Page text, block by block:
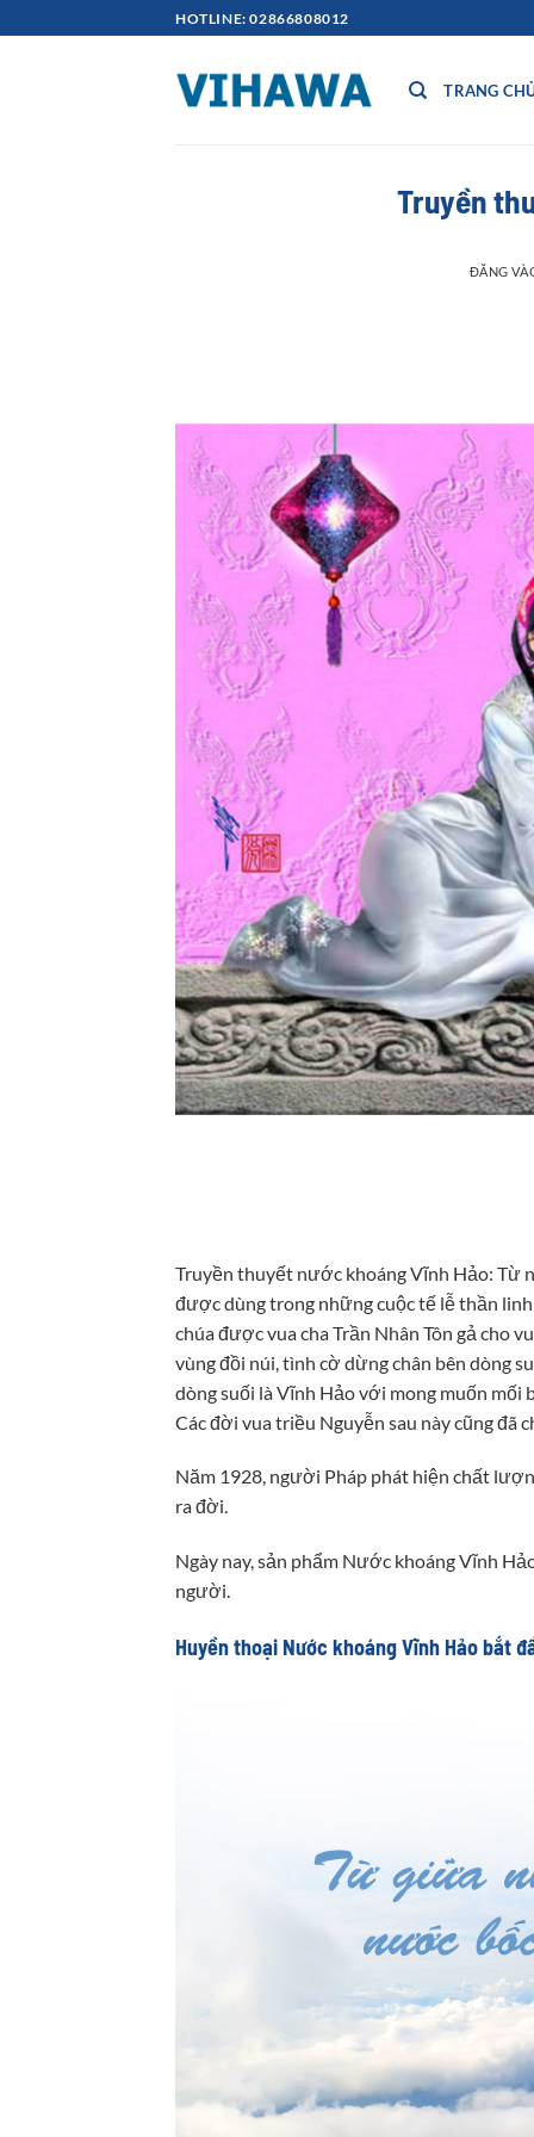
qua
HOTLINE: 02866808012
TRANG
Truyền
ĐĂNG
Truyền thuyết nước khoáng Vĩnh Hảo: Từ
được dùng trong những cuộc tế lễ thần
chúa được vua cha Trần Nhân Tôn gả cho
vùng đồi núi, tình cờ dừng chân bên dòng
dòng suối là Vĩnh Hảo với mong muốn
Các đời vua triều Nguyễn sau này cũng đã
Năm 1928, người Pháp phát hiện chất
ra đời.
Ngày nay, sản phẩm Nước khoáng Vĩnh
người.
Huyền thoại Nước khoángVĩnh Hảo bắt